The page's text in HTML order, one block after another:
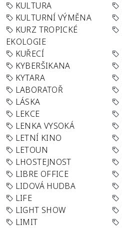
KULTURA
KULTURNÍ VÝMĚNA
KURZ TROPICKÉ
EKOLOGIE
KUŘECÍ
KYBERŠIKANA
KYTARA
LABORATOŘ
LÁSKA
LEKCE
LENKA VYSOKÁ
LETNÍ KINO
LETOUN
LHOSTEJNOST
LIBRE OFFICE
LIDOVÁ HUDBA
LIFE
LIGHT SHOW
LIMIT